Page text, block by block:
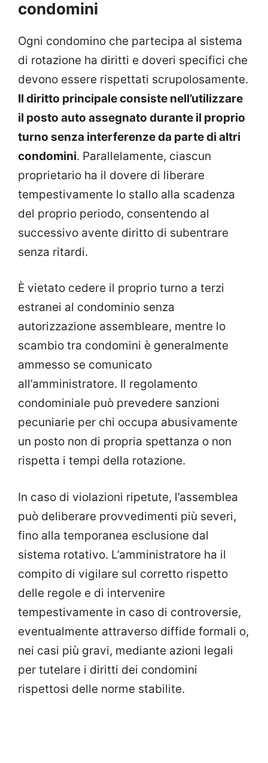
condomini
Ogni condomino che partecipa al sistema
di rotazione ha diritti e doveri specifici che
devono essere rispettati scrupolosamente.
Il diritto principale consiste nell’utilizzare
il posto auto assegnato durante il proprio
turno senza interferenze da parte di altri
condomini. Parallelamente, ciascun
proprietario ha il dovere di liberare
tempestivamente lo stallo alla scadenza
del proprio periodo, consentendo al
successivo avente diritto di subentrare
senza ritardi.
È vietato cedere il proprio turno a terzi
estranei al condominio senza
autorizzazione assembleare, mentre lo
scambio tra condomini è generalmente
ammesso se comunicato
all’amministratore. Il regolamento
condominiale può prevedere sanzioni
pecuniarie per chi occupa abusivamente
un posto non di propria spettanza o non
rispetta i tempi della rotazione.
In caso di violazioni ripetute, l’assemblea
può deliberare provvedimenti più severi,
fino alla temporanea esclusione dal
sistema rotativo. L’amministratore ha il
compito di vigilare sul corretto rispetto
delle regole e di intervenire
tempestivamente in caso di controversie,
eventualmente attraverso diffide formali o,
nei casi più gravi, mediante azioni legali
per tutelare i diritti dei condomini
rispettosi delle norme stabilite.